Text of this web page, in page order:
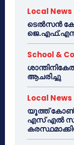
Local News
ടെൽസൻ
School &
ആചരിച്ചു
Local News
യൂത്ത്
എസ് എൽ സി